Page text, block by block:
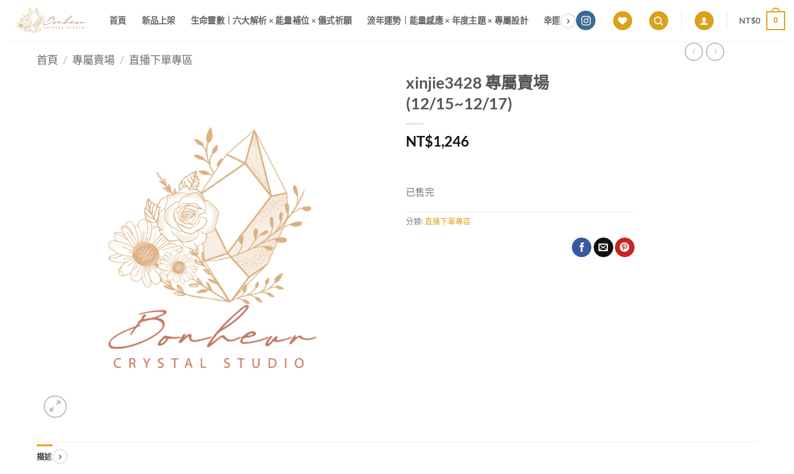
首頁 新品上架 生命靈數｜六大解析 × 能量補位 × 儀式祈願 流年運勢｜能量感應 × 年度主題 × 專屬設計 幸運色｜能量感應 × 色彩頻率 × 專屬設計 願望顯化｜意圖啟動
NT$0 0
首頁 / 專屬賣場 / 直播下單專區
xinjie3428 專屬賣場
(12/15~12/17)
NT$1,246
已售完
分類: 直播下單專區
描述